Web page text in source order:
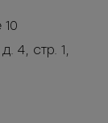
4, стр. 1,